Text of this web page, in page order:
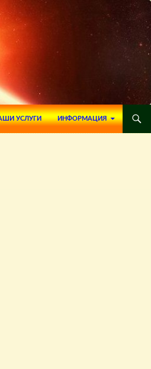
УСЛУГИ ИНФОРМАЦИЯ